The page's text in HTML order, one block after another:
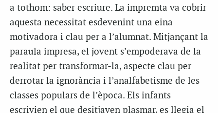
a tothom: saber escriure. La impremta va cobrir
aquesta necessitat esdevenint una eina
motivadora i clau per a l’alumnat. Mitjançant la
paraula impresa, el jovent s’empoderava de la
realitat per transformar-la, aspecte clau per
derrotar la ignorància i l’analfabetisme de les
classes populars de l’època. Els infants
escrivien el que desitjaven plasmar, es llegia el